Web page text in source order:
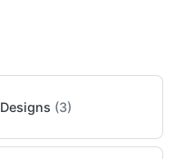
Designs (3)